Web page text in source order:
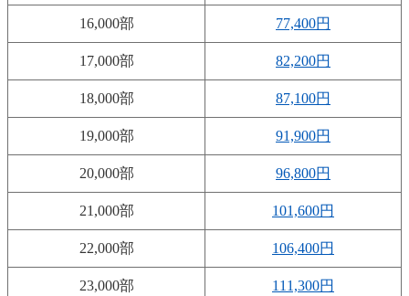
16,000部 77,400円
17,000部 82,200円
18,000部 87,100円
19,000部 91,900円
20,000部 96,800円
21,000部 101,600円
22,000部 106,400円
23,000部 111,300円